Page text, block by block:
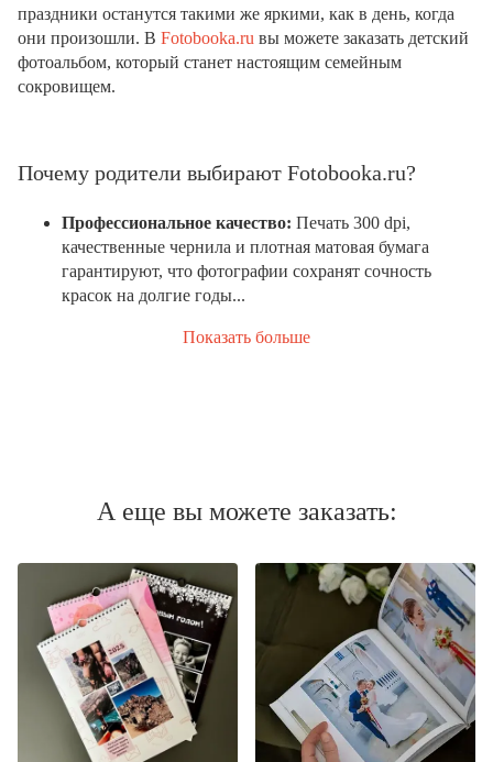
праздники останутся такими же яркими, как в день, когда
они произошли. В Fotobooka.ru вы можете заказать детский
фотоальбом, который станет настоящим семейным
сокровищем.
Почему родители выбирают Fotobooka.ru?
Профессиональное качество: Печать 300 dpi,
качественные чернила и плотная матовая бумага
гарантируют, что фотографии сохранят сочность
красок на долгие годы...
Показать больше
А еще вы можете заказать: